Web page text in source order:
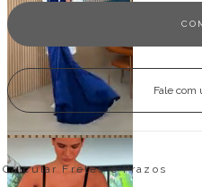
Fale com
Entregas para o CEP:
Calcular Fretes e Prazos